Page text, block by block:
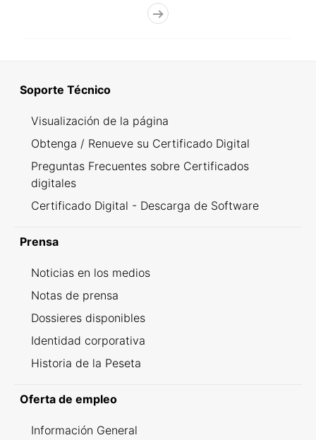
Soporte Técnico
Visualización de la página
Obtenga / Renueve su Certificado Digital
Preguntas Frecuentes sobre Certificados
digitales
Certificado Digital - Descarga de Software
Prensa
Noticias en los medios
Notas de prensa
Dossieres disponibles
Identidad corporativa
Historia de la Peseta
Oferta de empleo
Información General